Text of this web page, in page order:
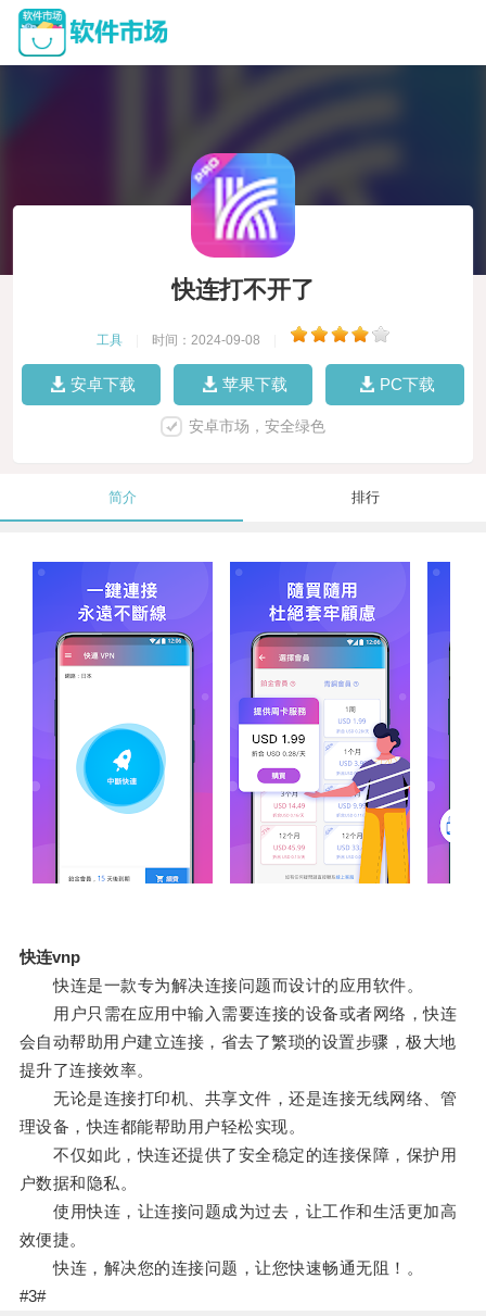
快连打不开了
工具 时间：2024-09-08
安卓下载 苹果下载 PC下载
安卓市场，安全绿色
简介 排行
快连vnp
快连是一款专为解决连接问题而设计的应用软件。
用户只需在应用中输入需要连接的设备或者网络，快连
会自动帮助用户建立连接，省去了繁琐的设置步骤，极大地
提升了连接效率。
无论是连接打印机、共享文件，还是连接无线网络、管
理设备，快连都能帮助用户轻松实现。
不仅如此，快连还提供了安全稳定的连接保障，保护用
户数据和隐私。
使用快连，让连接问题成为过去，让工作和生活更加高
效便捷。
快连，解决您的连接问题，让您快速畅通无阻！。
#3#